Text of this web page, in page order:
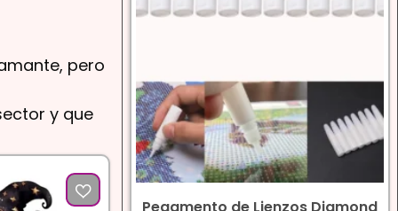
pero
y que